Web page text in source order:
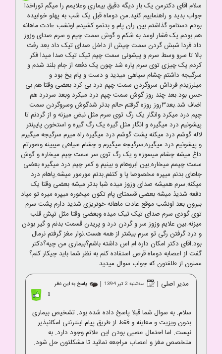
سلام اقای دکترمن یک بار دیگه دقیق بیماری وعلایمم را میگم توراخدا
جواب بدید و راهنماییم کنید.من دوماه قبل یک شب به پهلو خوابیده
بودم دستامو گذاشتم بین ران پام و بدنمو کشیدم اونشب عادت ماهانه
هم بودم یک فشار اومد به شکم و گوش سمت چپم و سرم صدای وزوز
داد فردا شبش گردن سمت چپش از داخل صدای تیک داد بعد رفت
بالا تا سرو وسط سرم و پیشونی سمت چپم تیک تیک صدا میدا فکر
کردم یک چیزی توی سرم پاره شد چون یک دفعه از جام بلند شدم و
سرگیجه داشتم چشام سیاهی میدید و دست و پام یخ بود و
میلرزیدم.فرداش سروگردن سمت چپم درد بی کرد بعضی وقتا هم بی
حس بود.بعد چند روز گوش سمت چپم درد میکرد وبعد سردرد هم
اضاف شد.بعد۳روز روزه گرفتم حالم بدتر شدگوش وسروگردن سمت
چپم درد میکرد وانگار یک رگ توی سرم مثل نبض میزنه و از گردنم تا
پیشونیم درد میگیره و انگار مثل گیره یک رگ گیره و استخون پایینتر
لاله گوشم درد میکنه پشت گوشم درد میگیره راه میرم سرگیجه میگیرم
و پیشونیم درد میگیره.سرگیجه میگیرم و چشام سیاهی میبینه وصورتم
داغ میشه چشام میسوزه و یک رگ توی سر سمت چپم میخاره و گوش
سمت چپمم میخاره.بین ابروهام و بینیم و کمر چپم درد میگیره بعضی
جاهای بدنم میپره مخصوصا پا و کتفم.بدنم مورمور میشه.پاهام درد
میکنه.سرم همیشه صدای وزوز میده شبا بدتر میشه بعضی وقتا یک
دفعه شدیذ میشه بعضی قسمتای پام تکون میخوره میپره میره تو میاد
بیرون بعد اونشب موقع عادت ماهانه خونریزی شدید دارم.پشت سرم
توی گودی سرم صدای تیک تیک میده وبعضی وقتا مثل تپش قلب
میزنه.بین علایم وزوز سر و گردن درد و پریدن قسمت بدنم و گیر بودن
و درد گرفتن رگی تو سرم بیشتر از همه هست.نوار مغز گرفتم نرمال
بود.اقای دکتر امکان داره ام اس داشته باشم؟بیماری من چیه؟دکتر
گفت از اعصابه دوماه قرص استفاده کنم به نظر شما باید چیکار کنم؟
ممنون از طلفتون که جواب سوال میدید
مدیر اصلی | ﺳﻪشنبه 2 تير 1394 | پاسخ به این نظر
1
سلام. به سوال شما قبلا پاسخ داده شده بود. تشخیص بیماری
بدون ویزیت و معاینه و فقط از طریق پیام اینترنتی امکانپذیر
نیست. اما احتمال عصبی بودن این علائم وجود دارد. به
متخصص مغز و اعصاب مراجعه نمائید تا مشکلتون حل شود.